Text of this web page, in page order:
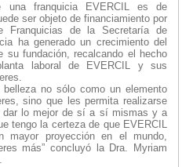
una franquicia EVERCIL es de
ser objeto de financiamiento por
Franquicias de la Secretaría de
ha generado un crecimiento del
su fundación, recalcando el hecho
laboral de EVERCIL y sus
no sólo como un elemento
sino que les permita realizarse
dar lo mejor de sí a sí mismas y a
tengo la certeza de que EVERCIL
mayor proyección en el mundo,
más” concluyó la Dra. Myriam